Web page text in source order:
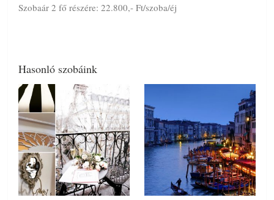
Szobaár 2 fő részére: 22.800,- Ft/szoba/éj
Hasonló szobáink